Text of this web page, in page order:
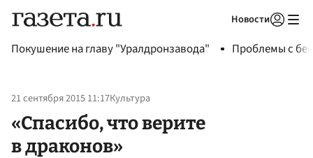
Новости
Покушение на главу "Уралдронзавода" Проблемы с
21 сентября 2015 11:17Культура
«Спасибо, что верите
в драконов»